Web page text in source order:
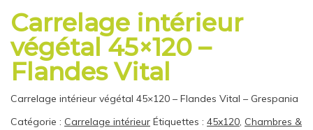
Carrelage intérieur
végétal 45×120 –
Flandes Vital
Carrelage intérieur végétal 45×120 – Flandes Vital – Grespania
Catégorie : Carrelage intérieur Étiquettes : 45x120, Chambres &